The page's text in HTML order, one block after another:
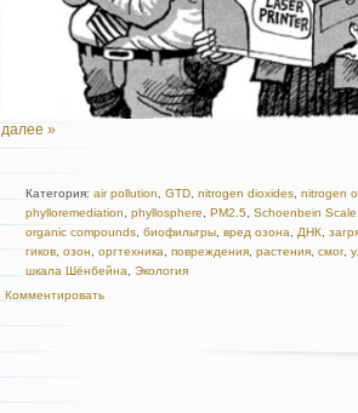
далее »
Категория: air pollution GTD nitrogen dioxides nitrogen
phylloremediation
phyllosphere PM2.5 Schoenbein Scale
organic compounds биофильтры вред озона ДНК
гиков озон оргтехника повреждения растения смог,
шкала Шёнбейна
Экология
Комментировать